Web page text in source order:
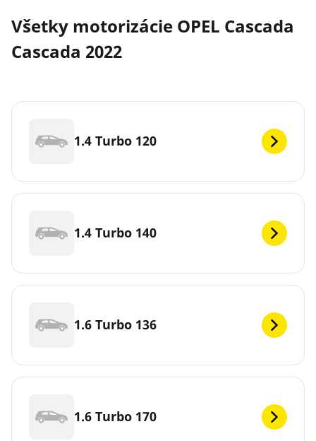
Všetky motorizácie OPEL Cascada
Cascada 2022
1.4 Turbo 120
1.4 Turbo 140
1.6 Turbo 136
1.6 Turbo 170